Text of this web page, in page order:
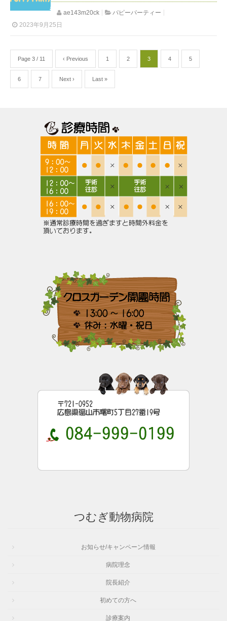
ae143m20ck
パピーパーティー
2023年9月25日
Page 3 / 11 ‹ Previous 1 2 3 4 5
6 7 Next › Last »
つむぎ動物病院
お知らせ/キャンペーン情報
病院理念
院長紹介
初めての方へ
診療案内